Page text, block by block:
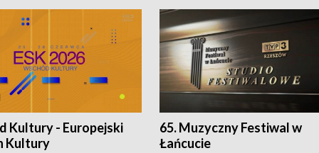
Kultury - Europejski
Kultury
65. Muzyczny Festiwal w
Łańcucie